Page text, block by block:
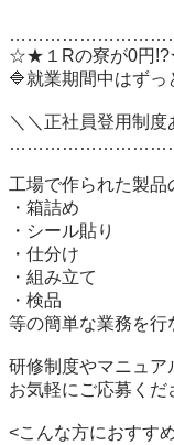
☆★１Rの寮が0円
🔷就業期間中はずっ
＼＼正社員登用制度
工場で作られた製品
・箱詰め
・シール貼り
・仕分け
・組み立て
・検品
等の簡単な業務を行
研修制度やマニュア
お気軽にご応募くだ
<こんな方におすす